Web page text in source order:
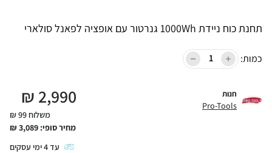
תחנת כוח ניידת 1000Wh גנרטור עם אופציה לפאנל סולארי
כמות:
חנות
Pro-Tools
2,990
₪
משלוח 99 ₪
מחיר סופי: 3,089
₪
עד4ימי עסקים